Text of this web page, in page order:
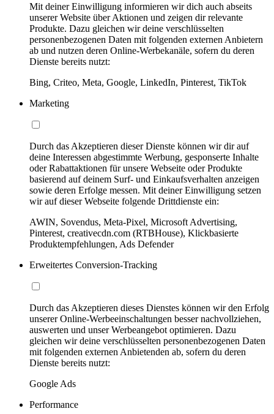
Mit deiner Einwilligung informieren wir dich auch abseits
unserer Website über Aktionen und zeigen dir relevante
Produkte. Dazu gleichen wir deine verschlüsselten
personenbezogenen Daten mit folgenden externen Anbietern
ab und nutzen deren Online-Werbekanäle, sofern du deren
Dienste bereits nutzt:
Bing, Criteo, Meta, Google, LinkedIn, Pinterest, TikTok
Marketing
Durch das Akzeptieren dieser Dienste können wir dir auf
deine Interessen abgestimmte Werbung, gesponserte Inhalte
oder Rabattaktionen für unsere Webseite oder Produkte
basierend auf deinem Surf- und Einkaufsverhalten anzeigen
sowie deren Erfolge messen. Mit deiner Einwilligung setzen
wir auf dieser Webseite folgende Drittdienste ein:
AWIN, Sovendus, Meta-Pixel, Microsoft Advertising,
Pinterest, creativecdn.com (RTBHouse), Klickbasierte
Produktempfehlungen, Ads Defender
Erweitertes Conversion-Tracking
Durch das Akzeptieren dieses Dienstes können wir den Erfolg
unserer Online-Werbeeinschaltungen besser nachvollziehen,
auswerten und unser Werbeangebot optimieren. Dazu
gleichen wir deine verschlüsselten personenbezogenen Daten
mit folgenden externen Anbietenden ab, sofern du deren
Dienste bereits nutzt:
Google Ads
Performance